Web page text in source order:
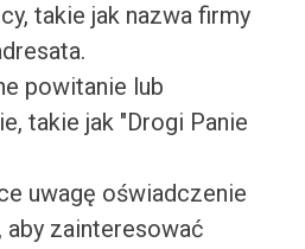
takie jak nazwa firmy
powitanie lub
takie jak "Drogi Panie
uwagę oświadczenie
zainteresować